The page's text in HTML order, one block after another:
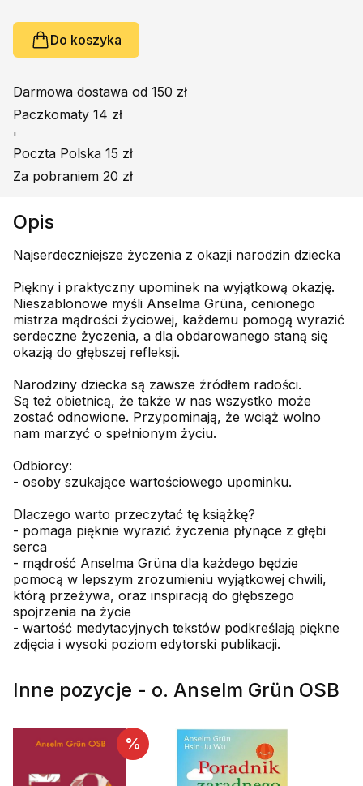
Do koszyka
Darmowa dostawa od 150 zł
Paczkomaty 14 zł
'
Poczta Polska 15 zł
Za pobraniem 20 zł
Opis
Najserdeczniejsze życzenia z okazji narodzin dziecka
Piękny i praktyczny upominek na wyjątkową okazję.
Nieszablonowe myśli Anselma Grüna, cenionego
mistrza mądrości życiowej, każdemu pomogą wyrazić
serdeczne życzenia, a dla obdarowanego staną się
okazją do głębszej refleksji.
Narodziny dziecka są zawsze źródłem radości.
Są też obietnicą, że także w nas wszystko może
zostać odnowione. Przypominają, że wciąż wolno
nam marzyć o spełnionym życiu.
Odbiorcy:
- osoby szukające wartościowego upominku.
Dlaczego warto przeczytać tę książkę?
- pomaga pięknie wyrazić życzenia płynące z głębi
serca
- mądrość Anselma Grüna dla każdego będzie
pomocą w lepszym zrozumieniu wyjątkowej chwili,
którą przeżywa, oraz inspiracją do głębszego
spojrzenia na życie
- wartość medytacyjnych tekstów podkreślają piękne
zdjęcia i wysoki poziom edytorski publikacji.
Inne pozycje - o. Anselm Grün OSB
%